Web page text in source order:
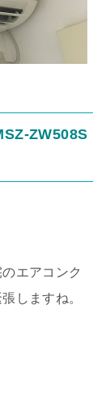
ZW508S
エアコンク
しますね。